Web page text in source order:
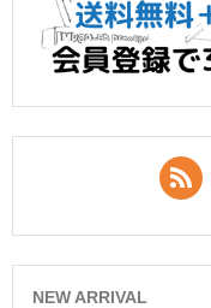
NEW ARRIVAL